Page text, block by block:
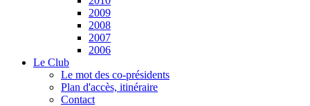
2009
2008
2007
2006
Le Club
Le mot des co-présidents
Plan d'accès, itinéraire
Contact